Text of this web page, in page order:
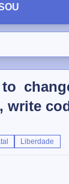
write
Liberdade